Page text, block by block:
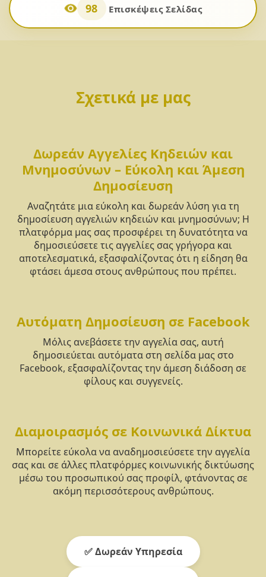
98 Επισκέψεις Σελίδας
Σχετικά με μας
Δωρεάν Αγγελίες Κηδειών και
Μνημοσύνων – Εύκολη και Άμεση
Δημοσίευση
Αναζητάτε μια εύκολη και δωρεάν λύση για τη
δημοσίευση αγγελιών κηδειών και μνημοσύνων; Η
πλατφόρμα μας σας προσφέρει τη δυνατότητα να
δημοσιεύσετε τις αγγελίες σας γρήγορα και
αποτελεσματικά, εξασφαλίζοντας ότι η είδηση θα
φτάσει άμεσα στους ανθρώπους που πρέπει.
Αυτόματη Δημοσίευση σε Facebook
Μόλις ανεβάσετε την αγγελία σας, αυτή
δημοσιεύεται αυτόματα στη σελίδα μας στο
Facebook, εξασφαλίζοντας την άμεση διάδοση σε
φίλους και συγγενείς.
Διαμοιρασμός σε Κοινωνικά Δίκτυα
Μπορείτε εύκολα να αναδημοσιεύσετε την αγγελία
σας και σε άλλες πλατφόρμες κοινωνικής δικτύωσης
μέσω του προσωπικού σας προφίλ, φτάνοντας σε
ακόμη περισσότερους ανθρώπους.
✅ Δωρεάν Υπηρεσία